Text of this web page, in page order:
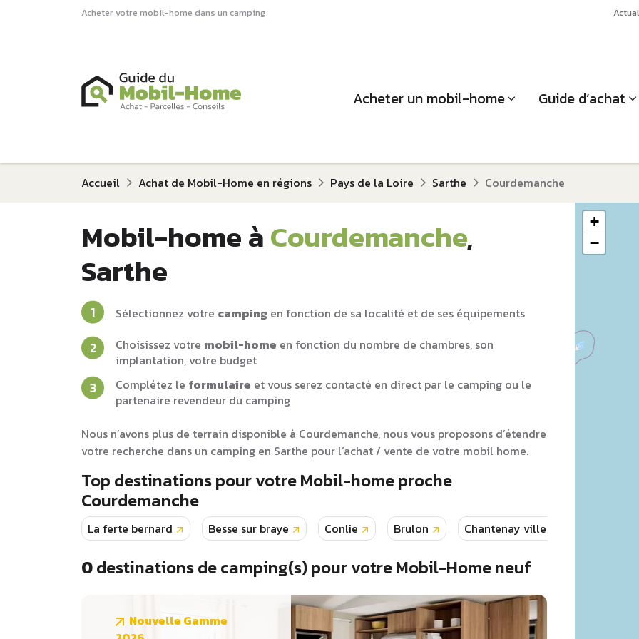
Acheter votre mobil-home dans un camping
Acheter un mobil-home Guide d’achat
Accueil Achat de Mobil-Home en régions Pays de la Loire Sarthe Courdemanche
+
−
Mobil-home àCourdemanche,
Sarthe
Sélectionnez votre camping en fonction de sa localité et de ses équipements
Choisissez votre mobil-home en fonction du nombre de chambres, son
implantation, votre budget
Complétez le formulaire et vous serez contacté en direct par le camping ou le
partenaire revendeur du camping
Nous n’avons plus de terrain disponible à Courdemanche, nous vous proposons d’étendre
votre recherche dans un camping en Sarthe pour l’achat / vente de votre mobil home.
Top destinations pour votre Mobil-home proche
Courdemanche
La ferte bernard Besse sur braye Conlie Brulon Chantenay villedieu
0destinations de camping(s) pour votre Mobil-Home neuf
Nouvelle Gamme